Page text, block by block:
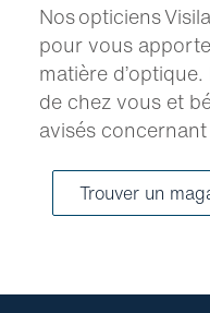
Nos opticiens
pour vous
matière
de chez vous et
avisés
Trouver un